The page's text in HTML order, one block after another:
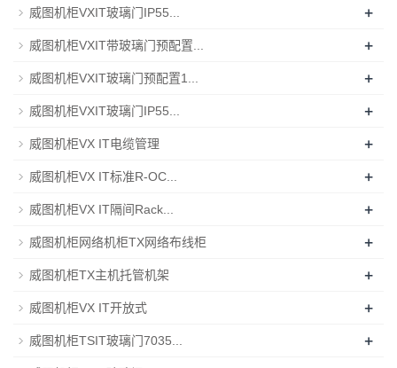
威图机柜VXIT玻璃门IP55... +
威图机柜VXIT带玻璃门预配置... +
威图机柜VXIT玻璃门预配置1... +
威图机柜VXIT玻璃门IP55... +
威图机柜VX IT电缆管理 +
威图机柜VX IT标准R-OC... +
威图机柜VX IT隔间Rack... +
威图机柜网络机柜TX网络布线柜 +
威图机柜TX主机托管机架 +
威图机柜VX IT开放式 +
威图机柜TSIT玻璃门7035... +